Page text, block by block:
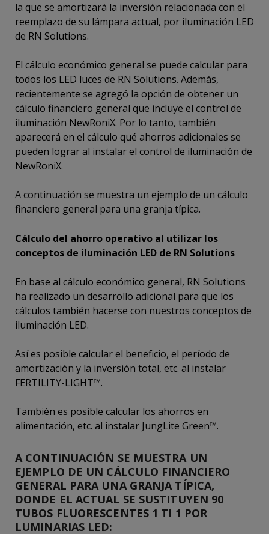
la que se amortizará la inversión relacionada con el
reemplazo de su lámpara actual, por iluminación LED
de RN Solutions.
El cálculo económico general se puede calcular para
todos los LED luces de RN Solutions. Además,
recientemente se agregó la opción de obtener un
cálculo financiero general que incluye el control de
iluminación NewRoniX. Por lo tanto, también
aparecerá en el cálculo qué ahorros adicionales se
pueden lograr al instalar el control de iluminación de
NewRoniX.
A continuación se muestra un ejemplo de un cálculo
financiero general para una granja típica.
Cálculo del ahorro operativo al utilizar los
conceptos de iluminación LED de RN Solutions
En base al cálculo económico general, RN Solutions
ha realizado un desarrollo adicional para que los
cálculos también hacerse con nuestros conceptos de
iluminación LED.
Así es posible calcular el beneficio, el período de
amortización y la inversión total, etc. al instalar
FERTILITY-LIGHT™.
También es posible calcular los ahorros en
alimentación, etc. al instalar JungLite Green™.
A CONTINUACIÓN SE MUESTRA UN
EJEMPLO DE UN CÁLCULO FINANCIERO
GENERAL PARA UNA GRANJA TÍPICA,
DONDE EL ACTUAL SE SUSTITUYEN 90
TUBOS FLUORESCENTES 1 TI 1 POR
LUMINARIAS LED: